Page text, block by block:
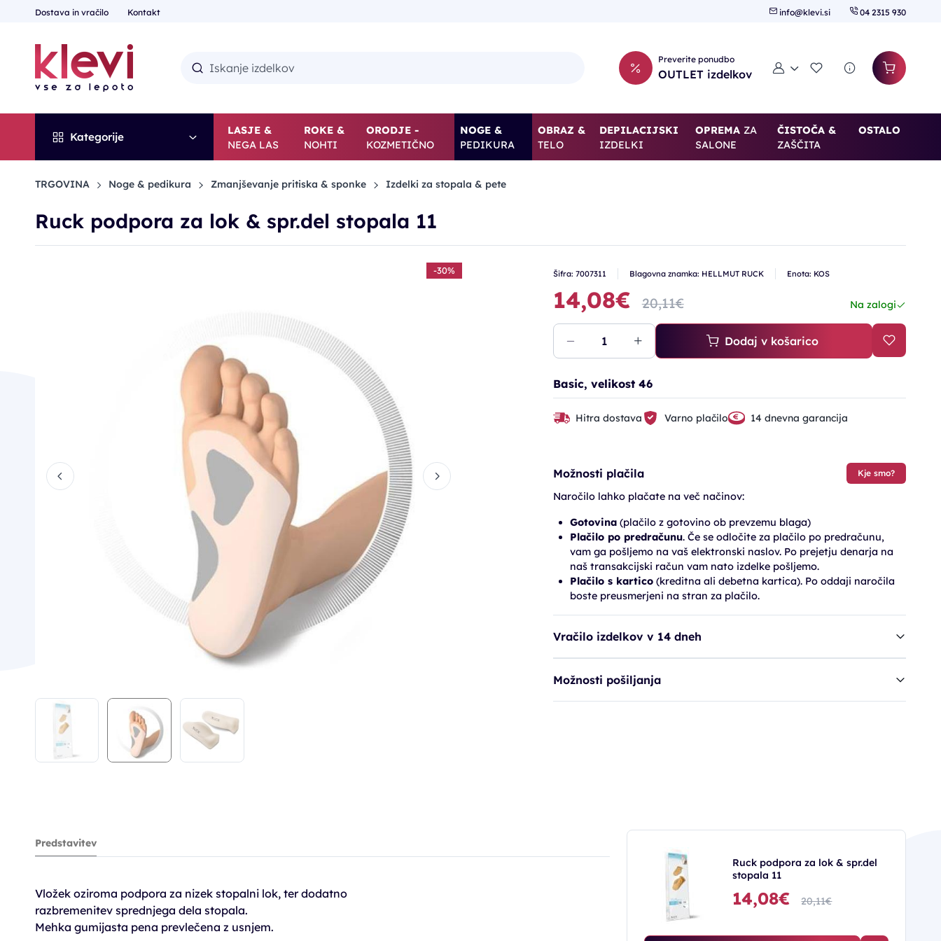
Dostava in vračilo Kontakt info@klevi.si 04 2315 930
Preverite ponudbo
OUTLET izdelkov Moj računSeznam želja
Kategorije
LASJE &
NEGA LAS
ROKE &
NOHTI
ORODJE -
KOZMETIČNO
NOGE &
PEDIKURA
OBRAZ &
TELO
DEPILACIJSKI
IZDELKI
OPREMAZA
SALONE
ČISTOČA &
ZAŠČITA
OSTALO
TRGOVINA Noge & pedikura Zmanjševanje pritiska & sponke Izdelki za stopala & pete
Ruck podpora za lok & spr.del stopala 11
-30% Šifra: 7007311 Blagovna znamka: HELLMUT RUCK Enota: KOS
14,08€ 20,11€ Na zalogi
Dodaj v košarico
Basic, velikost 46
Hitra dostava Varno plačilo 14 dnevna garancija
Možnosti plačila Kje smo?
Naročilo lahko plačate na več načinov:
Gotovina(plačilo z gotovino ob prevzemu blaga)
Plačilo po predračunu. Če se odločite za plačilo po predračunu,
vam ga pošljemo na vaš elektronski naslov. Po prejetju denarja na
naš transakcijski račun vam nato izdelke pošljemo.
Plačilo s kartico(kreditna ali debetna kartica). Po oddaji naročila
boste preusmerjeni na stran za plačilo.
Vračilo izdelkov v 14 dneh
Možnosti pošiljanja
Predstavitev
Vložek oziroma podpora za nizek stopalni lok, ter dodatno
razbremenitev sprednjega dela stopala.
Mehka gumijasta pena prevlečena z usnjem.
Ruck podpora za lok & spr.del
stopala 11
14,08€ 20,11€